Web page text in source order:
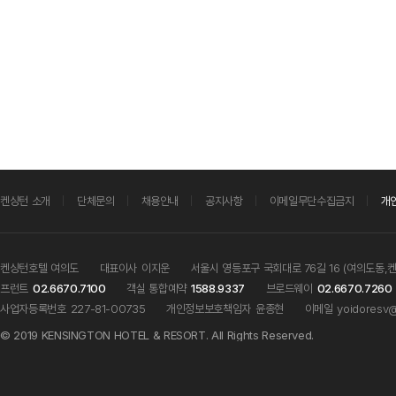
켄싱턴 소개 단체문의 채용안내 공지사항 이메일무단수집금지 개
켄싱턴호텔 여의도 대표이사 이지운
서울시 영등포구 국회대로 76길 16 (여의도동,
프런트 02.6670.7100 객실 통합예약 1588.9337 브로드웨이 02.6670.7260
사업자등록번호 227-81-00735 개인정보보호책임자 윤종현 이메일
© 2019 KENSINGTON HOTEL & RESORT. All Rights Reserved.